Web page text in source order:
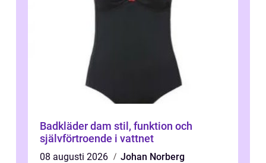
Badkläder dam stil, funktion och
självförtroende i vattnet
08 augusti 2026
Johan Norberg